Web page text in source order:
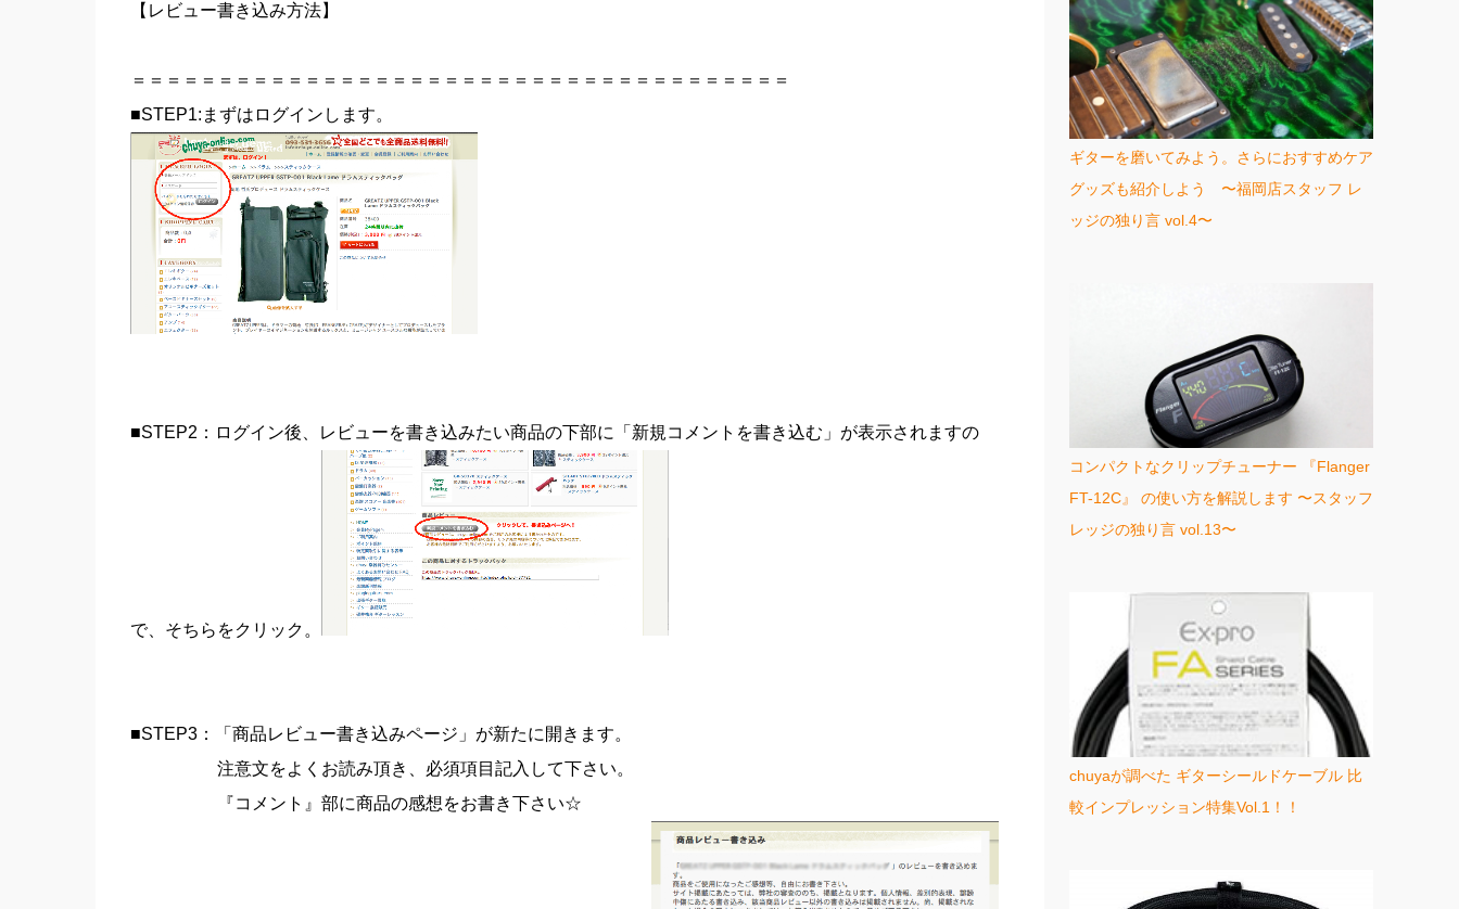
【レビュー書き込み方法】
＝＝＝＝＝＝＝＝＝＝＝＝＝＝＝＝＝＝＝＝＝＝＝＝＝＝＝＝＝＝＝＝＝＝＝＝＝＝
■STEP1:まずはログインします。
■STEP2：ログイン後、レビューを書き込みたい商品の下部に「新規コメントを書き込む」が表示されますの
で、そちらをクリック。
■STEP3：「商品レビュー書き込みページ」が新たに開きます。
注意文をよくお読み頂き、必須項目記入して下さい。
『コメント』部に商品の感想をお書き下さい☆
ギターを磨いてみよう。さらにおすすめケア
グッズも紹介しよう 〜福岡店スタッフ レ
ッジの独り言 vol.4〜
コンパクトなクリップチューナー 『Flanger
FT-12C』 の使い方を解説します 〜スタッフ
レッジの独り言 vol.13〜
chuyaが調べた ギターシールドケーブル 比
較インプレッション特集Vol.1！！